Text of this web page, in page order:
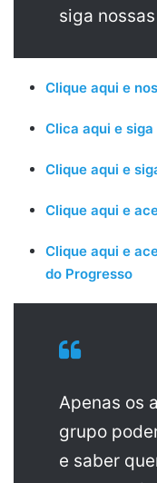
siga
Clique aqui e
Clica aqui e
Clique aqui e
Clique aqui e
Clique aqui e
do Progresso
Apenas os
grupo
e saber